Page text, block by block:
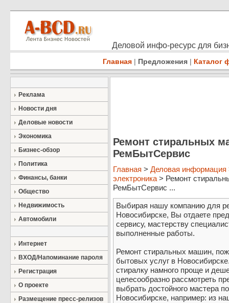
Деловой инфо-ресурс для
Главная | Предложения | Каталог
Реклама
Новости дня
Деловые новости
Экономика
Бизнес-обзор
Политика
Финансы, банки
Общество
Недвижимость
Автомобили
Интернет
ВХОД/Напоминание пароля
Регистрация
О проекте
Размещение пресс-релизов
Ремонт стиральных
РемБытСервис
Главная > Деловая информация
электроника> Ремонт
РемБытСервис ...
Выбирая нашу компанию для
Новосибирске, Вы отдаете
сервису, мастерству
выполненные работы.
Ремонт стиральных машин,
бытовых услуг в
стиралку намного проще и
целесообразно рассмотреть
выбрать достойного мастера
Новосибирске, например: из